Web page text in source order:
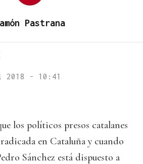
Pastrana
2018 - 10:41
los políticos presos catalanes
en Cataluña y cuando
Sánchez está dispuesto a